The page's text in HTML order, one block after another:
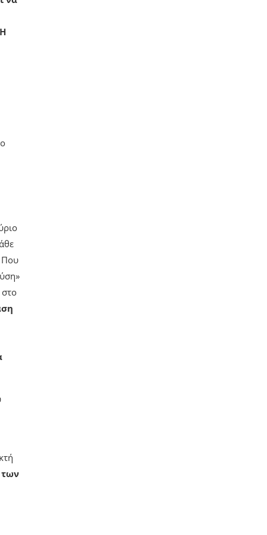
Που
των